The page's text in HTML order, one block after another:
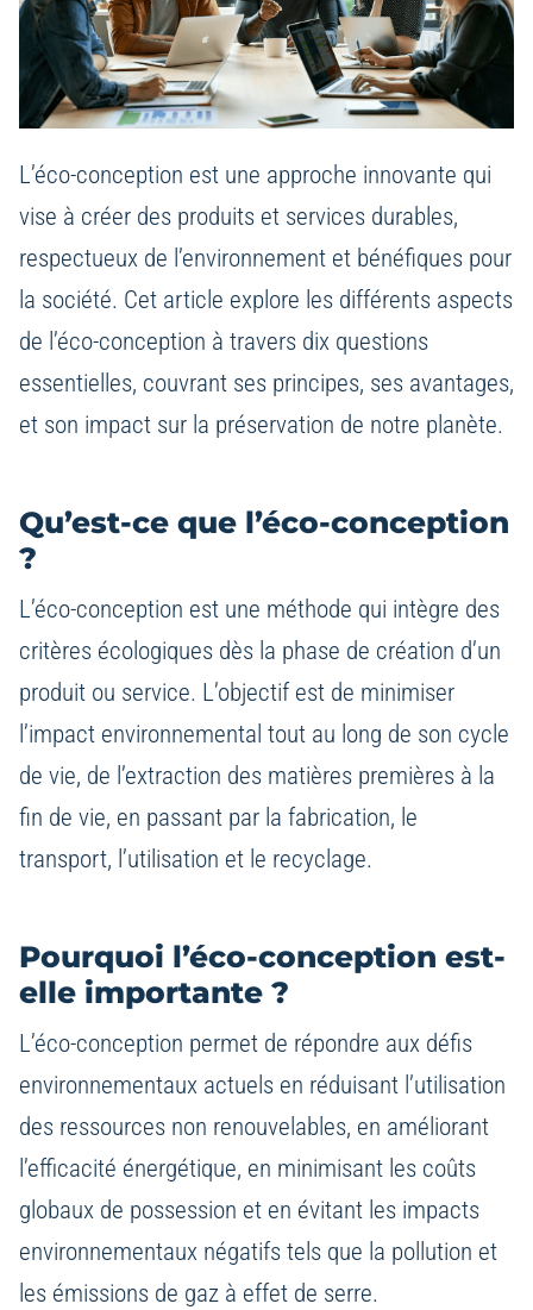
L’éco-conception est une approche innovante qui
vise à créer des produits et services durables,
respectueux de l’environnement et bénéfiques pour
la société. Cet article explore les différents aspects
de l’éco-conception à travers dix questions
essentielles, couvrant ses principes, ses avantages,
et son impact sur la préservation de notre planète.
Qu’est-ce que l’éco-conception
?
L’éco-conception est une méthode qui intègre des
critères écologiques dès la phase de création d’un
produit ou service. L’objectif est de minimiser
l’impact environnemental tout au long de son cycle
de vie, de l’extraction des matières premières à la
fin de vie, en passant par la fabrication, le
transport, l’utilisation et le recyclage.
Pourquoi l’éco-conception est-
elle importante ?
L’éco-conception permet de répondre aux défis
environnementaux actuels en réduisant l’utilisation
des ressources non renouvelables, en améliorant
l’efficacité énergétique, en minimisant les coûts
globaux de possession et en évitant les impacts
environnementaux négatifs tels que la pollution et
les émissions de gaz à effet de serre.